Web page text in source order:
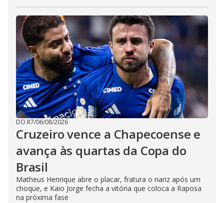
DO R7/06/08/2026
Cruzeiro vence a Chapecoense e
avança às quartas da Copa do
Brasil
Matheus Henrique abre o placar, fratura o nariz após um
choque, e Kaio Jorge fecha a vitória que coloca a Raposa
na próxima fase